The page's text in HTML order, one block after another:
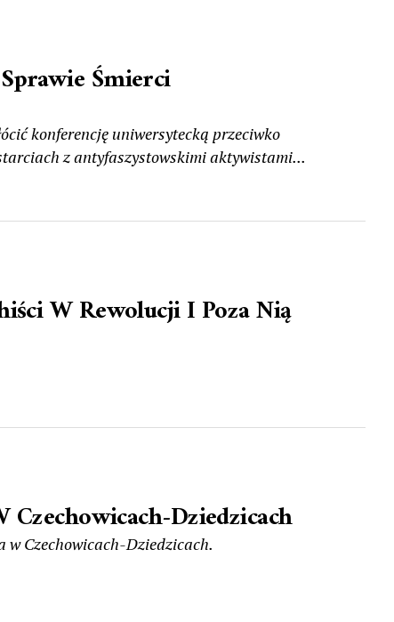
Śmierci
konferencję uniwersytecką przeciwko
z antyfaszystowskimi aktywistami...
W Rewolucji I Poza Nią
Dziedzicach
w Czechowicach-Dziedzicach.